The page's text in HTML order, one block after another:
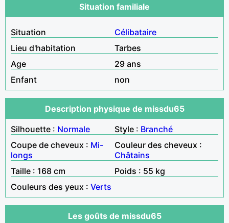
Situation familiale
Situation
Célibataire
Lieu d'habitation
Tarbes
Age
29 ans
Enfant
non
Description physique de missdu65
Silhouette : Normale Style : Branché
Coupe de cheveux : Mi-
longs
Couleur des cheveux :
Châtains
Taille : 168 cm
Poids : 55 kg
Couleurs des yeux : Verts
Les goûts de missdu65